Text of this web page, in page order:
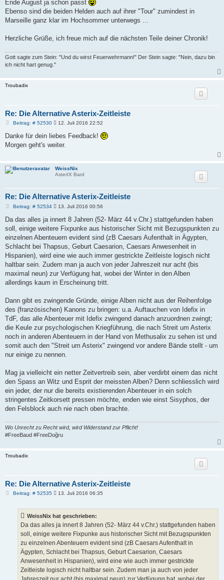
Ende August ja schon passt
Ebenso sind die beiden Helden auch auf ihrer "Tour" zumindest in
Marseille ganz klar im Hochsommer unterwegs ...
Herzliche Grüße, ich freue mich auf die nächsten Teile deiner Chronik!
Gott sagte zum Stein: "Und du wirst Feuerwehrmann!" Der Stein sagte: "Nein, dazu bin
ich nicht hart genug."
Troubadix
Re: Die Alternative Asterix-Zeitleiste
Beitrag: # 52530B
i
r
12. Juli 2016 22:52
Danke für dein liebes Feedback!
Morgen geht's weiter.
WeissNix
AsterIX Bard
Re: Die Alternative Asterix-Zeitleiste
Beitrag: # 52534B
i
r
a
13. Juli 2016 00:56
Da das alles ja innert 8 Jahren (52- März 44 v.Chr.) stattgefunden haben
soll, einige weitere Fixpunke aus historischer Sicht mit Bezugspunkten zu
einzelnen Abenteuern evident sind (zB Caesars Aufenthalt in Ägypten,
Schlacht bei Thapsus, Geburt Caesarion, Caesars Anwesenheit in
Hispanien), wird eine wie auch immer gestrickte Zeitleiste logisch nicht
haltbar sein. Zudem man ja auch von jeder Jahreszeit nur acht (bis
maximal neun) zur Verfügung hat, wobei der Winter in den Alben
allerdings kaum in Erscheinung tritt.
Dann gibt es zwingende Gründe, einige Alben nicht aus der Reihenfolge
des (französischen) Kanons zu bringen: u.a. Auftauchen von Idefix in
TdF, das alle Abenteuer mit Idefix zwingend danach anzuordnen zwingt;
die Keule zur psychologischen Kriegführung, die nach Streit um Asterix
noch in anderen Abenteuern in der Hand von Methusalix zu sehen ist und
somit auch den "Streit um Asterix" zwingend vor andere Bände stellt - um
nur einige zu nennen.
Mag ja vielleicht ein netter Zeitvertreib sein, aber verdirbt einem das nicht
den Spass an Witz und Esprit der meissten Alben? Denn schliesslich wird
ein jeder, der nur die bereits existierenden Abenteuer in ein solch
stringentes Zeitkorsett pressen möchte, enden wie einst Sisyphos, der
den Felsblock auch nie nach oben brachte.
Wo Unrecht zu Recht wird, wird Widerstand zur Pflicht!
#FreeBaud #FreeDoğru
Troubadix
Re: Die Alternative Asterix-Zeitleiste
Beitrag: # 52535B
a
g
13. Juli 2016 06:35
WeissNix hat geschrieben:
Da das alles ja innert 8 Jahren (52- März 44 v.Chr.) stattgefunden haben
soll, einige weitere Fixpunke aus historischer Sicht mit Bezugspunkten
zu einzelnen Abenteuern evident sind (zB Caesars Aufenthalt in
Ägypten, Schlacht bei Thapsus, Geburt Caesarion, Caesars
Anwesenheit in Hispanien), wird eine wie auch immer gestrickte
Zeitleiste logisch nicht haltbar sein. Zudem man ja auch von jeder